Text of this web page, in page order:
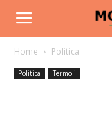
Home Politica
Politica Termoli